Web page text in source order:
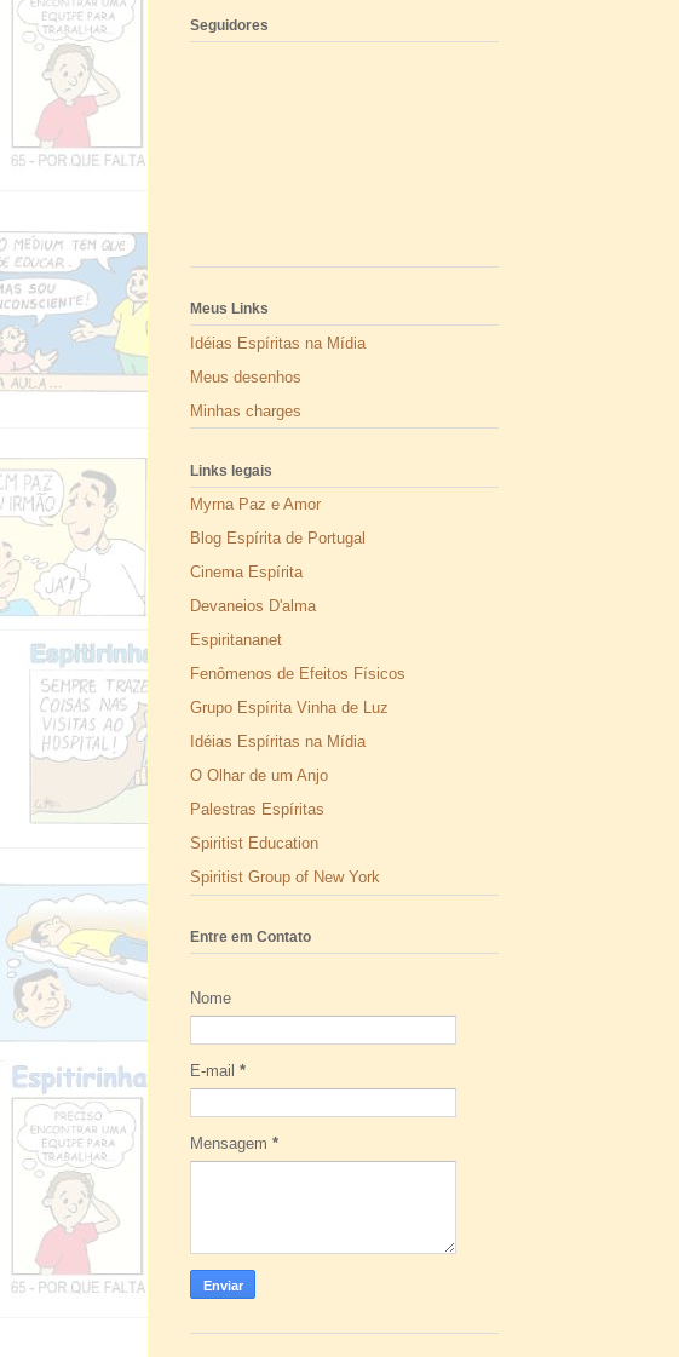
Seguidores
Meus Links
Idéias Espíritas na Mídia
Meus desenhos
Minhas charges
Links legais
Myrna Paz e Amor
Blog Espírita de Portugal
Cinema Espírita
Devaneios D'alma
Espiritananet
Fenômenos de Efeitos Físicos
Grupo Espírita Vinha de Luz
Idéias Espíritas na Mídia
O Olhar de um Anjo
Palestras Espíritas
Spiritist Education
Spiritist Group of New York
Entre em Contato
Nome
E-mail *
Mensagem *